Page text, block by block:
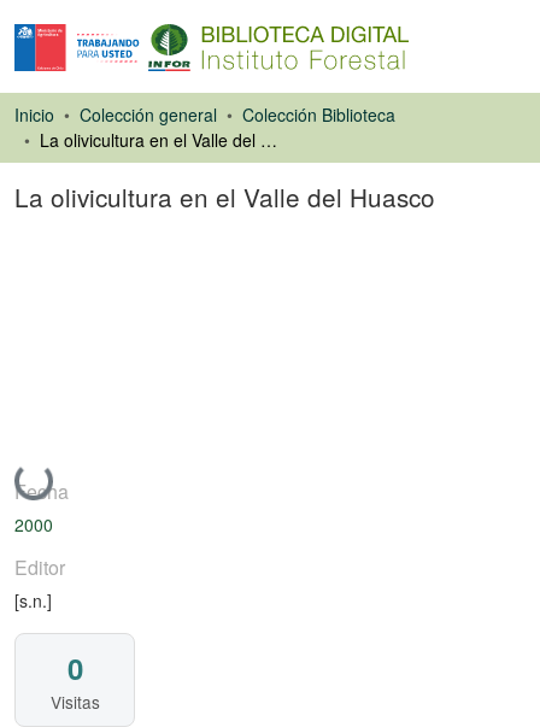
Inicio Colección general
Colección Biblioteca
La olivicultura en el Valle del Huasco
La olivicultura en el Valle del Huasco
Cargando...
Fecha
2000
Editor
[s.n.]
0
Visitas